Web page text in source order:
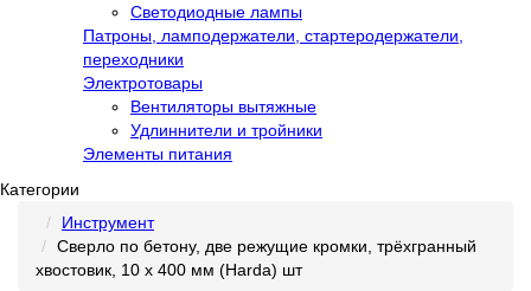
Светодиодные лампы
Патроны, ламподержатели, стартеродержатели,
переходники
Электротовары
Вентиляторы вытяжные
Удлиннители и тройники
Элементы питания
Категории
Инструмент
Сверло по бетону, две режущие кромки, трёхгранный
хвостовик, 10 х 400 мм (Harda) шт